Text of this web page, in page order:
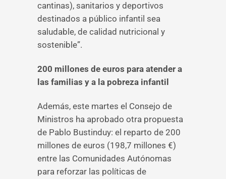
cantinas), sanitarios y deportivos
destinados a público infantil sea
saludable, de calidad nutricional y
sostenible”.
200 millones de euros para atender a
las familias y a la pobreza infantil
Además, este martes el Consejo de
Ministros ha aprobado otra propuesta
de Pablo Bustinduy: el reparto de 200
millones de euros (198,7 millones €)
entre las Comunidades Autónomas
para reforzar las políticas de